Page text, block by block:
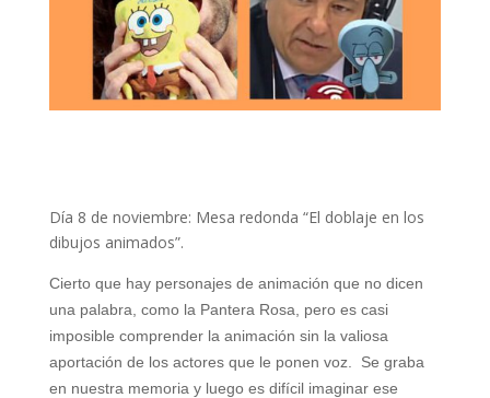
Día 8 de noviembre: Mesa redonda “El doblaje en los
dibujos animados”.
Cierto que hay personajes de animación que no dicen
una palabra, como la Pantera Rosa, pero es casi
imposible comprender la animación sin la valiosa
aportación de los actores que le ponen voz. Se graba
en nuestra memoria y luego es difícil imaginar ese